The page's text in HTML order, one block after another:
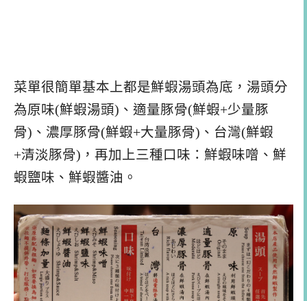
菜單很簡單基本上都是鮮蝦湯頭為底，湯頭分
為原味(鮮蝦湯頭)、適量豚骨(鮮蝦+少量豚
骨)、濃厚豚骨(鮮蝦+大量豚骨)、台灣(鮮蝦
+清淡豚骨)，再加上三種口味：鮮蝦味噌、鮮
蝦鹽味、鮮蝦醬油。